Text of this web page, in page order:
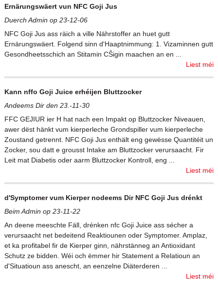
Ernärungswäert vun NFC Goji Jus
Duerch Admin op 23-12-06
NFC Goji Jus ass räich a ville Nährstoffer an huet gutt
Ernärungswäert. Folgend sinn d'Haaptnimmung: 1. Vizaminnen gutt
Gesondheetsschich an Stitamin CŠigin maachen an en ...
Liest méi
Kann nffo Goji Juice erhéijen Bluttzocker
Andeems Dir den 23.-11-30
FFC GEJIUR ier H hat nach een Impakt op Bluttzocker Niveauen,
awer dëst hänkt vum kierperleche Grondspiller vum kierperleche
Zoustand getrennt. NFC Goji Jus enthält eng gewësse Quantitéit un
Zocker, sou datt e grousst Intake am Bluttzocker verursaacht. Fir
Leit mat Diabetis oder aarm Bluttzocker Kontroll, eng ...
Liest méi
d'Symptomer vum Kierper nodeems Dir NFC Goji Jus drénkt
Beim Admin op 23-11-22
An deene meeschte Fäll, drénken nfc Goji Juice ass sécher a
verursaacht net bedeitend Reaktiounen oder Symptomer. Amplaz,
et ka profitabel fir de Kierper ginn, nährstänneg an Antioxidant
Schutz ze bidden. Wéi och ëmmer hir Statement a Relatioun an
d'Situatioun ass anescht, an eenzelne Diäterderen ...
Liest méi